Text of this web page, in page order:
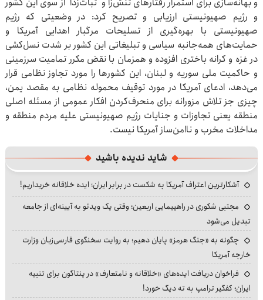
و رژیم صهیونیستی ارزیابی و تصریح کرد: در وضعیتی که رژیم
صهیونیستی با بهره‌گیری از تسلیحات مرگبار اهدایی آمریکا و
حمایت‌های همه‌جانبه سیاسی و تبلیغاتی این کشور بر شدت نسل‌کشی
در غزه و کرانه باختری افزوده و همزمان با نقض مکرر تمامیت سرزمینی
و حاکمیت ملی سوریه و لبنان، این کشورها را مورد تجاوز نظامی قرار
می‌دهد، ادعای آمریکا در مورد توقیف محموله نظامی به مقصد یمن،
چیزی جز تلاش مزورانه برای منحرف‌کردن افکار عمومی از مسئله اصلی
منطقه یعنی تجاوزات و جنایات رژیم صهیونیستی علیه مردم منطقه و
مداخلات مخرب و ناامن‌ساز آمریکا نیست.
شاید ندیده باشید
آشکارترین اعتراف آمریکا به شکست در برابر ایران؛ ایده خلاقانه خریداریم!
مجتبی شکوری در راهپیمایی اربعین؛ وقتی یک ویدئو به آیینه‌ای از جامعه
تبدیل می‌شود
چگونه به «جنگ هرمز» پایان دهیم؛ به روایت سخنگوی فارسی‌زبان وزارت
خارجه آمریکا
فراخوان دریافت ایده‌های «خلاقانه و نامتعارف» در پنتاگون برای تنبیه
ایران؛ کفگیر ترامپ به ته دیگ خورد!